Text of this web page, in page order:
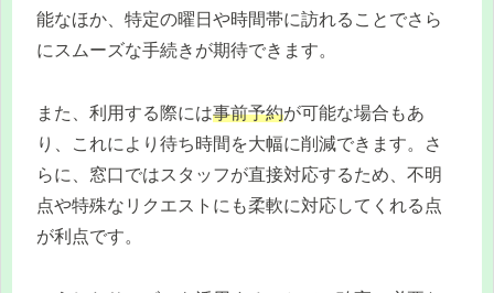
能なほか、特定の曜日や時間帯に訪れることでさら
にスムーズな手続きが期待できます。
また、利用する際には事前予約が可能な場合もあ
り、これにより待ち時間を大幅に削減できます。さ
らに、窓口ではスタッフが直接対応するため、不明
点や特殊なリクエストにも柔軟に対応してくれる点
が利点です。